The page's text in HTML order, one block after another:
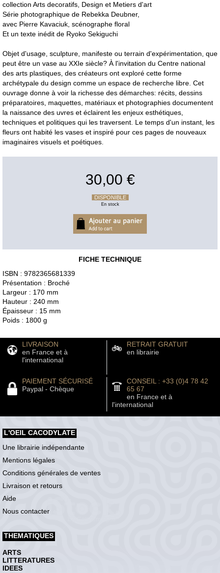
collection Arts decoratifs, Design et Metiers d'art
Série photographique de Rebekka Deubner,
avec Pierre Kavaciuk, scénographe floral
Et un texte inédit de Ryoko Sekiguchi
Objet d'usage, sculpture, manifeste ou terrain d'expérimentation, que
peut être un vase au XXIe siècle? À l'invitation du Centre national
des arts plastiques, des créateurs ont exploré cette forme
archétypale du design comme un espace de recherche libre. Cet
ouvrage donne à voir la richesse des démarches: récits, dessins
préparatoires, maquettes, matériaux et photographies documentent
la naissance des uvres et éclairent les enjeux esthétiques,
techniques et politiques qui les traversent. Le temps d'un instant, les
fleurs ont habité les vases et inspiré pour ces pages de nouveaux
imaginaires visuels et poétiques.
30,00 €
DISPONIBLE
En stock
FICHE TECHNIQUE
ISBN : 9782365681339
Présentation : Broché
Largeur : 170 mm
Hauteur : 240 mm
Épaisseur : 15 mm
Poids : 1800 g
LIVRAISON
en France et à
l'international
RETRAIT GRATUIT
en librairie
PAIEMENT SÉCURISÉ
Paypal - Chèque
CONSEIL : +33 (0)4 78 42
65 67
en France et à
l'international
L'OEIL CACODYLATE
Une librairie indépendante
Mentions légales
Conditions générales de ventes
Livraison et retours
Aide
Nous contacter
THEMATIQUES
ARTS
LITTERATURES
IDEES